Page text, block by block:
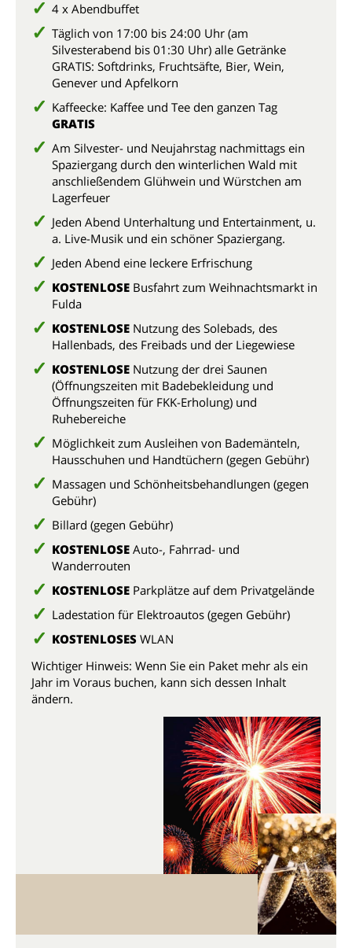
4 x Abendbuffet
Täglich von 17:00 bis 24:00 Uhr (am
Silvesterabend bis 01:30 Uhr) alle Getränke
GRATIS: Softdrinks, Fruchtsäfte, Bier, Wein,
Genever und Apfelkorn
Kaffeecke: Kaffee und Tee den ganzen Tag
GRATIS
Am Silvester- und Neujahrstag nachmittags ein
Spaziergang durch den winterlichen Wald mit
anschließendem Glühwein und Würstchen am
Lagerfeuer
Jeden Abend Unterhaltung und Entertainment, u.
a. Live-Musik und ein schöner Spaziergang.
Jeden Abend eine leckere Erfrischung
KOSTENLOSE Busfahrt zum Weihnachtsmarkt in
Fulda
KOSTENLOSE Nutzung des Solebads, des
Hallenbads, des Freibads und der Liegewiese
KOSTENLOSE Nutzung der drei Saunen
(Öffnungszeiten mit Badebekleidung und
Öffnungszeiten für FKK-Erholung) und
Ruhebereiche
Möglichkeit zum Ausleihen von Bademänteln,
Hausschuhen und Handtüchern (gegen Gebühr)
Massagen und Schönheitsbehandlungen (gegen
Gebühr)
Billard (gegen Gebühr)
KOSTENLOSE Auto-, Fahrrad- und
Wanderrouten
KOSTENLOSE Parkplätze auf dem Privatgelände
Ladestation für Elektroautos (gegen Gebühr)
KOSTENLOSES WLAN
Wichtiger Hinweis: Wenn Sie ein Paket mehr als ein
Jahr im Voraus buchen, kann sich dessen Inhalt
ändern.